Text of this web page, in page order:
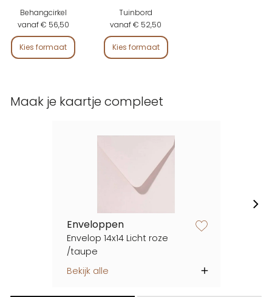
Maak je kaartje compleet
Enveloppen
Envelop 14x14 Licht roze
/taupe
Bekijk alle
Behangcirkel
vanaf € 56,50
Kies formaat
Tuinbord
vanaf € 52,50
Kies formaat